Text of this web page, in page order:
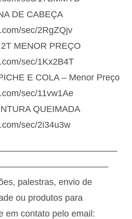
DE CABEÇA
sec/2RgZQjv
MENOR PREÇO
sec/1Kx2B4T
E COLA – Menor Preço
sec/11vw1Ae
QUEIMADA
sec/2i34u3w
palestras, envio de
ou produtos para
em contato pelo email: